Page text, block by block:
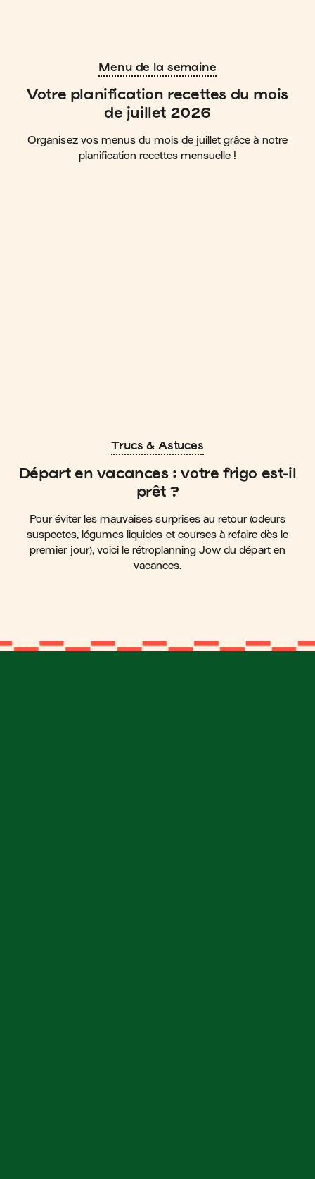
Menu de la semaine
Votre planification recettes du mois
de juillet 2026
Organisez vos menus du mois de juillet grâce à notre
planification recettes mensuelle !
Trucs & Astuces
Départ en vacances : votre frigo est-il
prêt ?
Pour éviter les mauvaises surprises au retour (odeurs
suspectes, légumes liquides et courses à refaire dès le
premier jour), voici le rétroplanning Jow du départ en
vacances.